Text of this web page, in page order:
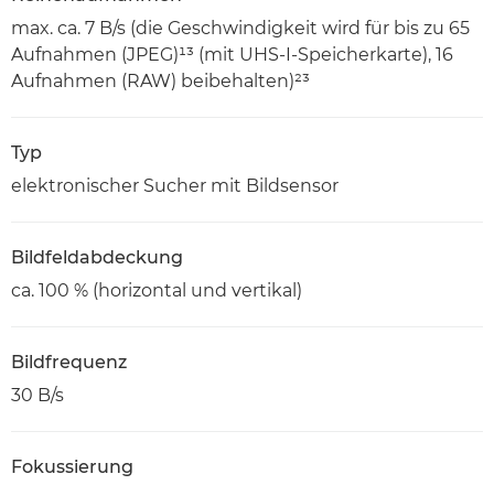
max. ca. 7 B/s (die Geschwindigkeit wird für bis zu 65
Aufnahmen (JPEG)¹³ (mit UHS-I-Speicherkarte), 16
Aufnahmen (RAW) beibehalten)²³
Typ
elektronischer Sucher mit Bildsensor
Bildfeldabdeckung
ca. 100 % (horizontal und vertikal)
Bildfrequenz
30 B/s
Fokussierung